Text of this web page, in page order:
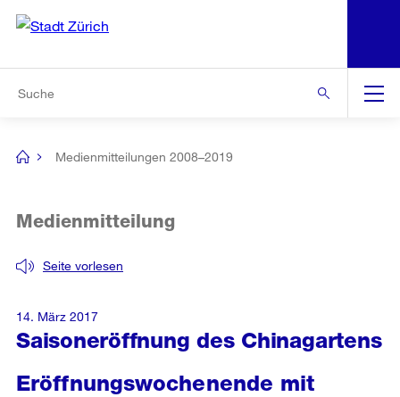
Navigation
[no
Medienmitteilungen 2008–2019
Saisoneröffnung des Chinagartens
Seite vorlesen
Medienmitteilung
Eröffnungswochenende mit
14. März 2017